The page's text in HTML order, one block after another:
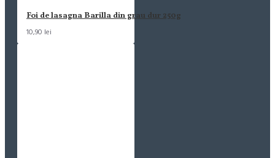
Foi de lasagna Barilla din grau dur 250g
10,90 lei